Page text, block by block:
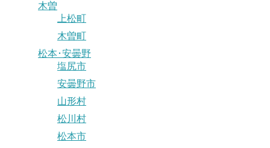
木曽
上松町
木曽町
松本･安曇野
塩尻市
安曇野市
山形村
松川村
松本市